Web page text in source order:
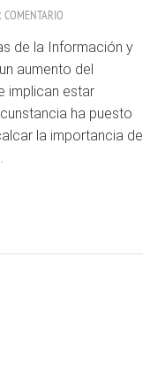
de la Información y
aumento del
implican estar
ha puesto
la importancia de